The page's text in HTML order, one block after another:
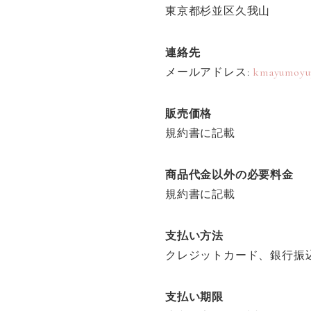
東京都杉並区久我山
連絡先
メールアドレス:
販売価格
規約書に記載
商品代金以外の必要料金
規約書に記載
支払い方法
クレジットカード、銀行振
支払い期限